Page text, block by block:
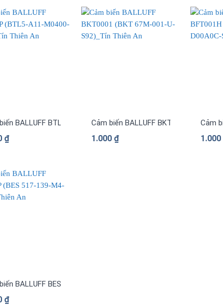
BALLUFF BTL02RP (BTL5-A11-M0400-P-S32)
₫
Cảm biến BALLUFF BKT0001 (BKT
1.000 ₫
Cảm
1.000
BALLUFF BES023P (BES 517-139-M4-H)
₫